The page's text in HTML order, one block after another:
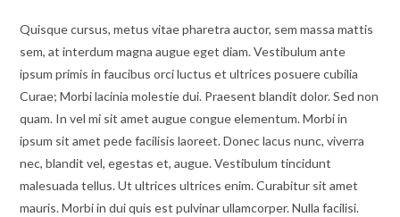
Quisque cursus, metus vitae pharetra auctor, sem massa mattis
sem, at interdum magna augue eget diam. Vestibulum ante
ipsum primis in faucibus orci luctus et ultrices posuere cubilia
Curae; Morbi lacinia molestie dui. Praesent blandit dolor. Sed non
quam. In vel mi sit amet augue congue elementum. Morbi in
ipsum sit amet pede facilisis laoreet. Donec lacus nunc, viverra
nec, blandit vel, egestas et, augue. Vestibulum tincidunt
malesuada tellus. Ut ultrices ultrices enim. Curabitur sit amet
mauris. Morbi in dui quis est pulvinar ullamcorper. Nulla facilisi.